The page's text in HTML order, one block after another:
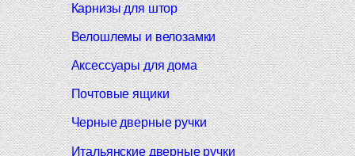
Карнизы для штор
Велошлемы и велозамки
Аксессуары для дома
Почтовые ящики
Черные дверные ручки
Итальянские дверные ручки